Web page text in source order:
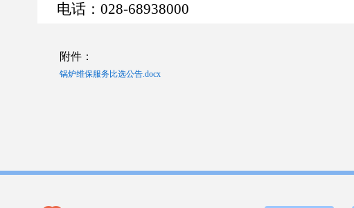
电话： 028-68938000
附件：
锅炉维保服务比选公告.docx